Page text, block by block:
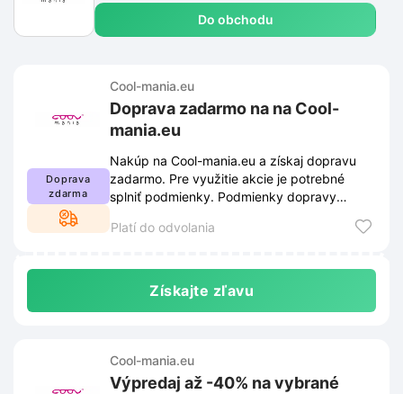
Do obchodu
Doprava
zdarma
Cool-mania.eu
Doprava zadarmo na na Cool-
mania.eu
Nakúp na Cool-mania.eu a získaj dopravu
zadarmo. Pre využitie akcie je potrebné
splniť podmienky. Podmienky dopravy
Platí do odvolania
Získajte zľavu
Cool-mania.eu
Výpredaj až -40% na vybrané